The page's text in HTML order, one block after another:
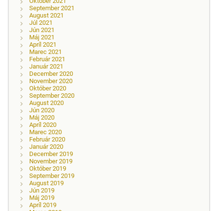
September 2021
August 2021
Júl 2021
Jún 2021
Máj 2021
Apríl 2021
Marec 2021
Február 2021
Január 2021
December 2020
November 2020
Október 2020
September 2020
August 2020
Jún 2020
Máj 2020
Apríl 2020
Marec 2020
Február 2020
Január 2020
December 2019
November 2019
Október 2019
September 2019
August 2019
Jún 2019
Máj 2019
Apríl 2019